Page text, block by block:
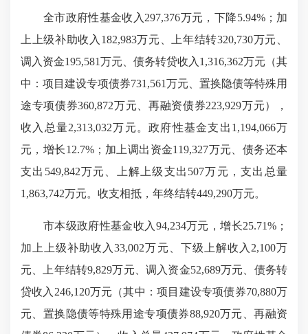
全市政府性基金收入297,376万元，下降5.94%；加
上上级补助收入182,983万元、上年结转320,730万元、
调入资金195,581万元、债务转贷收入1,316,362万元（其
中：项目建设专项债券731,561万元、置换隐债等特殊用
途专项债券360,872万元、再融资债券223,929万元），
收入总量2,313,032万元。政府性基金支出1,194,066万
元，增长12.7%；加上调出资金119,327万元、债务还本
支出549,842万元、上解上级支出507万元，支出总量
1,863,742万元。收支相抵，年终结转449,290万元。
市本级政府性基金收入94,234万元，增长25.71%；
加上上级补助收入33,002万元、下级上解收入2,100万
元、上年结转9,829万元、调入资金52,689万元、债务转
贷收入246,120万元（其中：项目建设专项债券70,880万
元、置换隐债等特殊用途专项债券88,920万元、再融资